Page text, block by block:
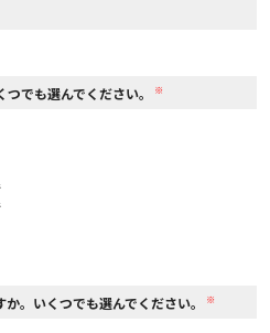
でも選んでください。 ※
。いくつでも選んでください。 ※